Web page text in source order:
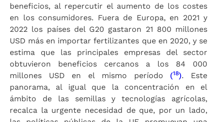
beneficios, al repercutir el aumento de los costes
en los consumidores. Fuera de Europa, en 2021 y
2022 los países del G20 gastaron 21 800 millones
USD más en importar fertilizantes que en 2020, y se
estima que las principales empresas del sector
obtuvieron beneficios cercanos a los 84 000
millones USD en el mismo período (18). Este
panorama, al igual que la concentración en el
ámbito de las semillas y tecnologías agrícolas,
recalca la urgente necesidad de que, por un lado,